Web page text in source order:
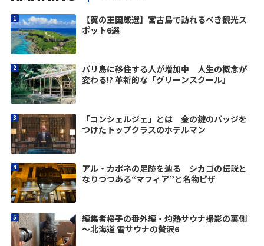
【翼の王国厳選】宮古島で訪れるべき観光ス
ポット6選
バリ島に移住する人が増加中 人生の概念が
変わる!? 革新的な「グリーンスクール」
「コンシェルジェ」とは 金の鍵のバッジを
つけたトップクラスのホテルマン
アル・カポネの足跡を辿る シカゴの伝説と
なりつつある“マフィア”と名物ピザ
編集者桜子の番外編・灼熱サウナ撮影の裏側
～北海道 雪サウナの贅沢6